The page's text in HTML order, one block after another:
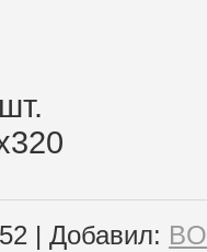
| Добавил: